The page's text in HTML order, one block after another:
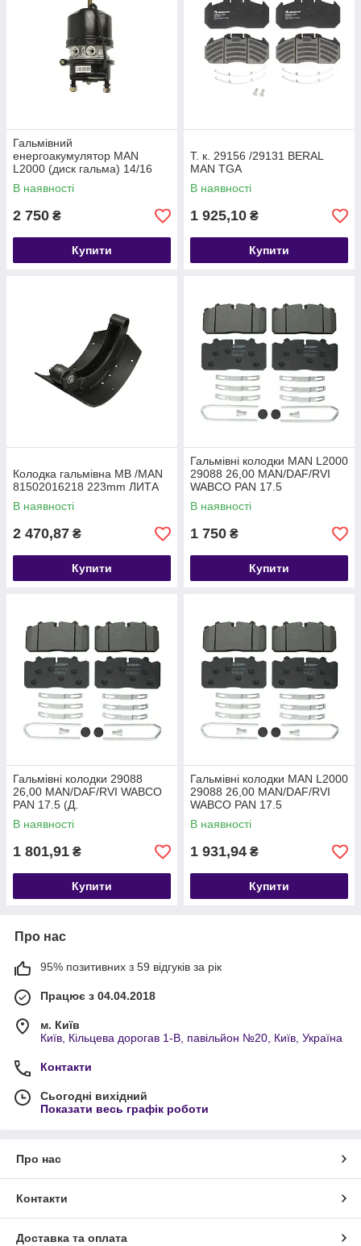
Гальмівний
енергоакумулятор MAN
L2000 (диск гальма) 14/16
BS9295/9254262000 DAF
1505437 MAN 8150410
В наявності
2 750 ₴
Купити
Т. к. 29156 /29131 BERAL
MAN TGA
В наявності
1 925,10 ₴
Купити
Колодка гальмівна MB /MAN
81502016218 223mm ЛИТА
В наявності
2 470,87 ₴
Купити
Гальмівні колодки MAN L2000
29088 26,00 MAN/DAF/RVI
WABCO PAN 17.5
В наявності
1 750 ₴
Купити
Гальмівні колодки 29088
26,00 MAN/DAF/RVI WABCO
PAN 17.5 (Д.
зносу+скобі+пруж
В наявності
1 801,91 ₴
Купити
Гальмівні колодки MAN L2000
29088 26,00 MAN/DAF/RVI
WABCO PAN 17.5
В наявності
1 931,94 ₴
Купити
Про нас
95% позитивних з 59 відгуків за рік
Працює з 04.04.2018
м. Київ
Київ, Кільцева дорогав 1-В, павільйон №20, Київ, Україна
Контакти
Сьогодні вихідний
Показати весь графік роботи
Про нас
Контакти
Доставка та оплата